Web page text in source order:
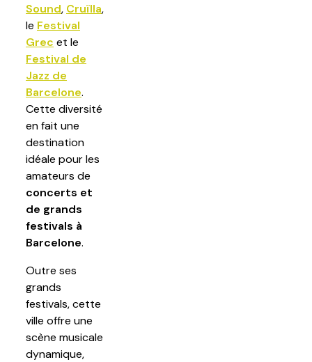
Sound, Cruïlla,
le Festival
Grec et le
Festival de
Jazz de
Barcelone.
Cette diversité
en fait une
destination
idéale pour les
amateurs de
concerts et
de grands
festivals à
Barcelone.
Outre ses
grands
festivals, cette
ville offre une
scène musicale
dynamique,